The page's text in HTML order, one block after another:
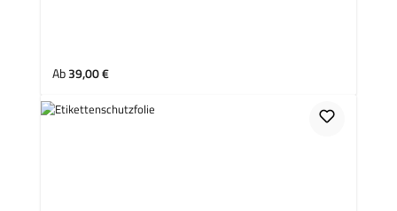
Regulärer Preis:
Ab39,00 €